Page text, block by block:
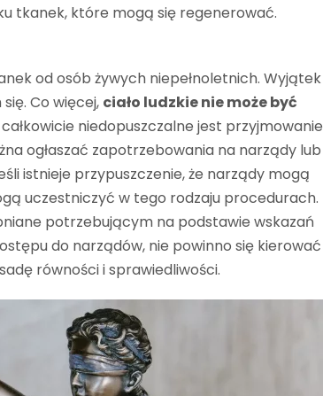
tkanek, które mogą się regenerować.
od osób żywych niepełnoletnich. Wyjątek
Co więcej, ciało ludzkie nie może być
niedopuszczalne jest przyjmowanie
ogłaszać zapotrzebowania na narządy lub
istnieje przypuszczenie, że narządy mogą
uczestniczyć w tego rodzaju procedurach.
potrzebującym na podstawie wskazań
do narządów, nie powinno się kierować
równości i sprawiedliwości.